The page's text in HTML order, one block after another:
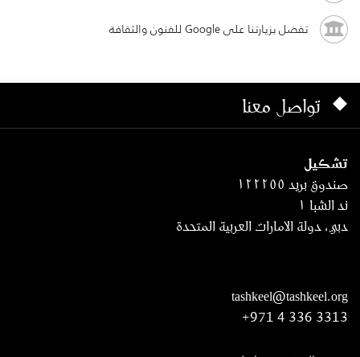
تفضل بزيارتنا على Google للفنون والثقافة
تواصل معنا
تشكيل
صندوق بريد ١٢٢٢٥٥
ند الشبا ١
دبي، دولة الامارات العربية المتحدة
tashkeel@tashkeel.org
+971 4 336 3313